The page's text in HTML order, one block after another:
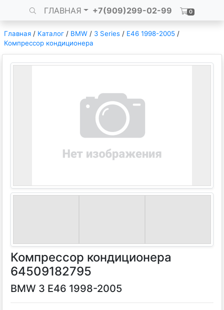
ГЛАВНАЯ +7(909)299-02-99 0
Главная / Каталог / BMW / 3 Series / E46 1998-2005 /
Компрессор кондиционера
Компрессор кондиционера
64509182795
BMW 3 E46 1998-2005